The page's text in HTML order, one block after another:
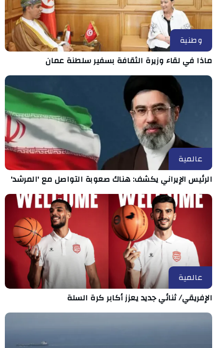
وطنية
ماذا في لقاء وزيرة الثقافة بسفير سلطنة عمان
عالمية
الرئيس الإيراني يكشف: هناك صعوبة التواصل مع 'المرشد'
عالمية
الإفريقي/ ثنائي جديد يعزز أكابر كرة السلة